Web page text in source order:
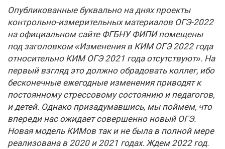
Опубликованные буквально на днях проекты
контрольно-измерительных материалов ОГЭ-2022
на официальном сайте ФГБНУ ФИПИ помещены
под заголовком «Изменения в КИМ ОГЭ 2022 года
относительно КИМ ОГЭ 2021 года отсутствуют». На
первый взгляд это должно обрадовать коллег, ибо
бесконечные ежегодные изменения приводят к
постоянному стрессовому состоянию и педагогов,
и детей. Однако призадумавшись, мы поймем, что
впереди нас ожидает совершенно новый ОГЭ.
Новая модель КИМов так и не была в полной мере
реализована в 2020 и 2021 годах. Ждем 2022 год.